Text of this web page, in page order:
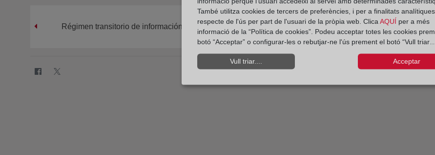
Régimen transitorio de información dada por el notario Los
També utilitza cookies de tercers de preferències, i per a finalitats analítiques
respecte de l'ús per part de l'usuari de la pròpia web. Clica AQUÍ per a més
informació de la “Política de cookies”. Podeu acceptar totes les cookies
botó “Acceptar” o configurar-les o rebutjar-ne l'ús prement el botó “Vull
Vull triar.... Acceptar